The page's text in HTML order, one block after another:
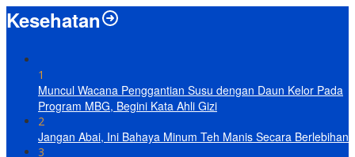
Kesehatan
1
Muncul Wacana Penggantian Susu dengan Daun Kelor Pada
Program MBG, Begini Kata Ahli Gizi
2
Jangan Abai, Ini Bahaya Minum Teh Manis Secara Berlebihan
3